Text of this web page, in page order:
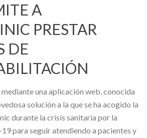
A
PRESTAR
DE
una aplicación web, conocida
solución a la que se ha acogido la
durante la crisis sanitaria por la
para seguir atendiendo a pacientes y